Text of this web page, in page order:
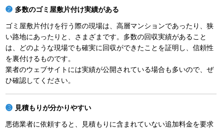
多数のゴミ屋敷片付け実績がある
ゴミ屋敷片付けを行う際の現場は、高層マンションであったり、狭
い路地にあったりと、さまざまです。多数の回収実績があること
は、どのような現場でも確実に回収ができたことを証明し、信頼性
を裏付けるものです。
業者のウェブサイトには実績が公開されている場合も多いので、ぜ
ひ確認してください。
見積もりが分かりやすい
悪徳業者に依頼すると、見積もりに含まれていない追加料金を要求